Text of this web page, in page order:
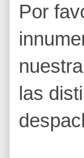
Por
las